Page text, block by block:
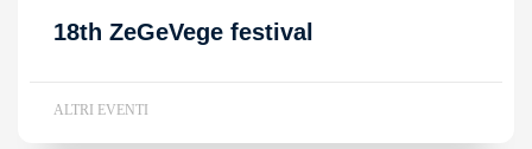
18th ZeGeVege festival
ALTRI EVENTI